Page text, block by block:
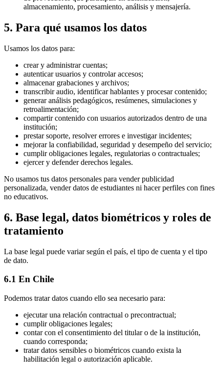
almacenamiento, procesamiento, análisis y mensajería.
5. Para qué usamos los datos
Usamos los datos para:
crear y administrar cuentas;
autenticar usuarios y controlar accesos;
almacenar grabaciones y archivos;
transcribir audio, identificar hablantes y procesar contenido;
generar análisis pedagógicos, resúmenes, simulaciones y
retroalimentación;
compartir contenido con usuarios autorizados dentro de una
institución;
prestar soporte, resolver errores e investigar incidentes;
mejorar la confiabilidad, seguridad y desempeño del servicio;
cumplir obligaciones legales, regulatorias o contractuales;
ejercer y defender derechos legales.
No usamos tus datos personales para vender publicidad
personalizada, vender datos de estudiantes ni hacer perfiles con fines
no educativos.
6. Base legal, datos biométricos y roles de
tratamiento
La base legal puede variar según el país, el tipo de cuenta y el tipo
de dato.
6.1 En Chile
Podemos tratar datos cuando ello sea necesario para:
ejecutar una relación contractual o precontractual;
cumplir obligaciones legales;
contar con el consentimiento del titular o de la institución,
cuando corresponda;
tratar datos sensibles o biométricos cuando exista la
habilitación legal o autorización aplicable.